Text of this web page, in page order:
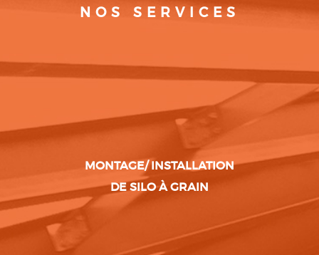
NOS SERVICES
MONTAGE/ INSTALLATION
DE SILO À GRAIN